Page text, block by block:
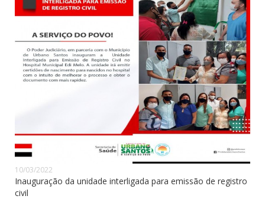
10/03/2022
Inauguração da unidade interligada para emissão de registro
civil